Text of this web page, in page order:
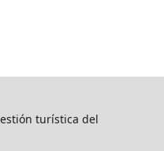
turística del